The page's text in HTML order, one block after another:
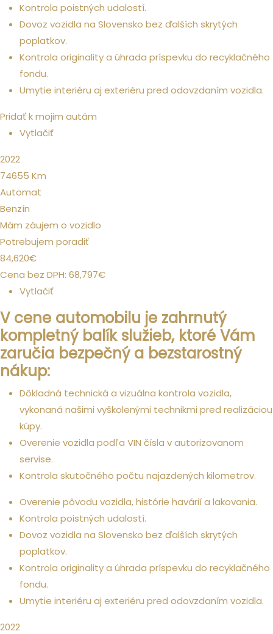
Kontrola poistných udalostí.
Dovoz vozidla na Slovensko bez ďalších skrytých
poplatkov.
Kontrola originality a úhrada príspevku do recyklačného
fondu.
Umytie interiéru aj exteriéru pred odovzdaním vozidla.
Pridať k mojim autám
Vytlačiť
2022
74655 Km
Automat
Benzín
Mám záujem o vozidlo
Potrebujem poradiť
84,620€
Cena bez DPH: 68,797€
Vytlačiť
V cene automobilu je zahrnutý
kompletný balík služieb, ktoré Vám
zaručia bezpečný a bezstarostný
nákup:
Dôkladná technická a vizuálna kontrola vozidla,
vykonaná našimi vyškolenými technikmi pred realizáciou
kúpy.
Overenie vozidla podľa VIN čísla v autorizovanom
servise.
Kontrola skutočného počtu najazdených kilometrov.
Overenie pôvodu vozidla, histórie havárií a lakovania.
Kontrola poistných udalostí.
Dovoz vozidla na Slovensko bez ďalších skrytých
poplatkov.
Kontrola originality a úhrada príspevku do recyklačného
fondu.
Umytie interiéru aj exteriéru pred odovzdaním vozidla.
2022